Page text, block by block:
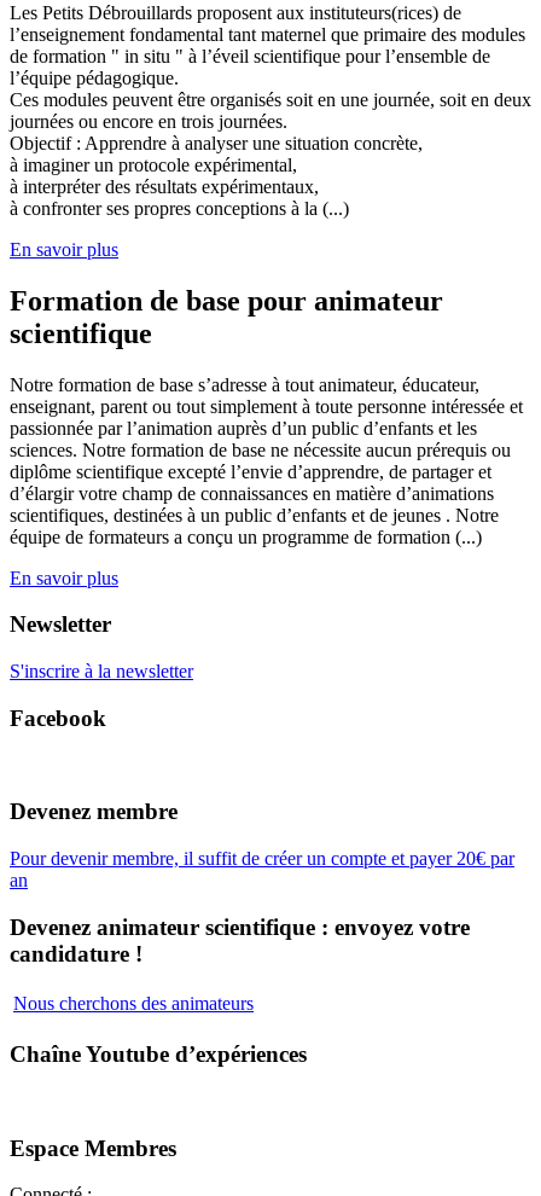
Les Petits Débrouillards proposent aux instituteurs(rices) de
l’enseignement fondamental tant maternel que primaire des modules
de formation " in situ " à l’éveil scientifique pour l’ensemble de
l’équipe pédagogique.
Ces modules peuvent être organisés soit en une journée, soit en deux
journées ou encore en trois journées.
Objectif : Apprendre à analyser une situation concrète,
à imaginer un protocole expérimental,
à interpréter des résultats expérimentaux,
à confronter ses propres conceptions à la (...)
En savoir plus
Formation de base pour animateur
scientifique
Notre formation de base s’adresse à tout animateur, éducateur,
enseignant, parent ou tout simplement à toute personne intéressée et
passionnée par l’animation auprès d’un public d’enfants et les
sciences. Notre formation de base ne nécessite aucun prérequis ou
diplôme scientifique excepté l’envie d’apprendre, de partager et
d’élargir votre champ de connaissances en matière d’animations
scientifiques, destinées à un public d’enfants et de jeunes . Notre
équipe de formateurs a conçu un programme de formation (...)
En savoir plus
Newsletter
S'inscrire à la newsletter
Facebook
Devenez membre
Pour devenir membre, il suffit de créer un compte et payer 20€ par
an
Devenez animateur scientifique : envoyez votre
candidature !
Nous cherchons des animateurs
Chaîne Youtube d’expériences
Espace Membres